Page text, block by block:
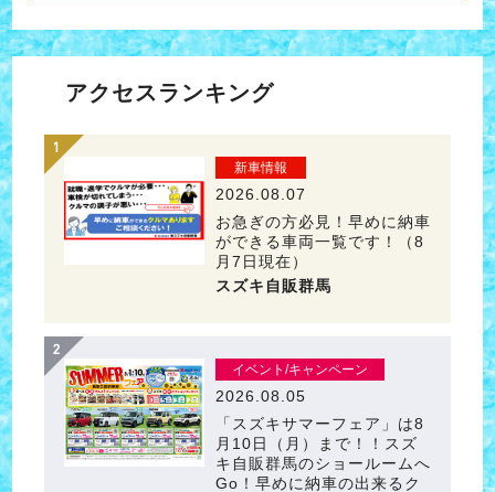
アクセスランキング
新車情報
2026.08.07
お急ぎの方必見！早めに納車
ができる車両一覧です！（8
月7日現在）
スズキ自販群馬
イベント/キャンペーン
2026.08.05
「スズキサマーフェア」は8
月10日（月）まで！！スズ
キ自販群馬のショールームへ
Go！早めに納車の出来るク